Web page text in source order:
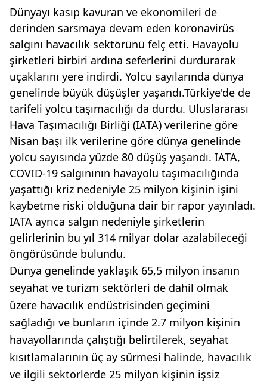
Dünyayı kasıp kavuran ve ekonomileri de
derinden sarsmaya devam eden koronavirüs
salgını havacılık sektörünü felç etti. Havayolu
şirketleri birbiri ardına seferlerini durdurarak
uçaklarını yere indirdi. Yolcu sayılarında dünya
genelinde büyük düşüşler yaşandı.Türkiye'de de
tarifeli yolcu taşımacılığı da durdu. Uluslararası
Hava Taşımacılığı Birliği (IATA) verilerine göre
Nisan başı ilk verilerine göre dünya genelinde
yolcu sayısında yüzde 80 düşüş yaşandı. IATA,
COVID-19 salgınının havayolu taşımacılığında
yaşattığı kriz nedeniyle 25 milyon kişinin işini
kaybetme riski olduğuna dair bir rapor yayınladı.
IATA ayrıca salgın nedeniyle şirketlerin
gelirlerinin bu yıl 314 milyar dolar azalabileceği
öngörüsünde bulundu.
Dünya genelinde yaklaşık 65,5 milyon insanın
seyahat ve turizm sektörleri de dahil olmak
üzere havacılık endüstrisinden geçimini
sağladığı ve bunların içinde 2.7 milyon kişinin
havayollarında çalıştığı belirtilerek, seyahat
kısıtlamalarının üç ay sürmesi halinde, havacılık
ve ilgili sektörlerde 25 milyon kişinin işsiz